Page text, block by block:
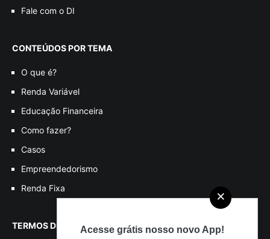
Fale com o DI
CONTEÚDOS POR TEMA
O que é?
Renda Variável
Educação Financeira
Como fazer?
Casos
Empreendedorismo
Renda Fixa
TERMOS DE USO
×
Acesse grátis nosso novo App!